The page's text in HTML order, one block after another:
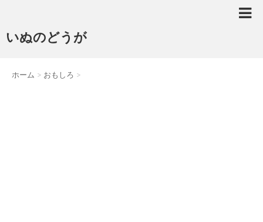
いぬのどうが
ホーム > おもしろ >